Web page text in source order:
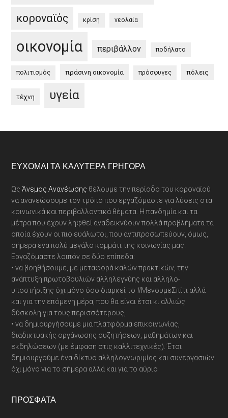
κοροναϊός κρίση νεολαία
οικονομία περιβάλλον ποδήλατο
πολιτισμός πράσινη οικονομία πρόσφυγες πόλεις
τέχνη υγεία
Footer
ΕΎΧΟΜΑΙ ΤΑ ΚΑΛΎΤΕΡΑ ΓΡΉΓΟΡΑ
ΩςΆνεμος Ανανέωσης θέλουμε την περίοδο του κοροναϊού
να ανανεώσουμε τον τρόπο που εργαζόμαστε για λύσεις στα
κοινωνικά και περιβαλλοντικά θέματα. Η πανδημία και τα
μέτρα που έχουν ληφθεί αναδεικνύουν πολλά προβλήματα τα
οποία έχουν οι πιο ευάλωτοι, που αντιπροσωπεύουν, όμως,
σήμερα ένα πολύ μεγάλο κομμάτι της κοινωνίας μας.
Εργαζόμαστε λοιπόν σε δύο επίπεδα:
• να βοηθήσουμε, με μεταφορά καλών πρακτικών, την
ανάπτυξη πρωτοβουλιών αλληλεγγύης και αλληλο-
υποστήριξης όχι μόνο όσο διαρκεί το #ΜενουμεΣπίτι αλλά
και για την επόμενη μέρα, που θα είναι έτσι κι αλλιώς
δύσκολη για τους περισσότερους,
• να δημιουργήσουμε μια πλατφόρμα επικοινωνίας,
διαδικτυακής οργάνωσης συζητήσεων, μαθημάτων και
εκδηλώσεων (με έμφαση στις καλλιτεχνικές). Έτσι
δημιουργούμε ένα δίκτυο αλληλογνωριμίας και συνεργασιών
όχι μόνο για το σήμερα αλλά και για το αύριο
ΠΡΌΣΦΑΤΑ